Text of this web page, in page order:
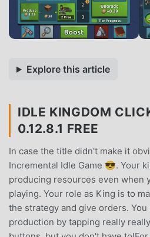
Explore this article
IDLE KINGDOM
0.12.8.1 FREE
In case the title didn't make it
Incremental Idle Game 😎. Your
producing resources even when
playing. Your role as King is to
the strategy and give orders.
production by tapping really